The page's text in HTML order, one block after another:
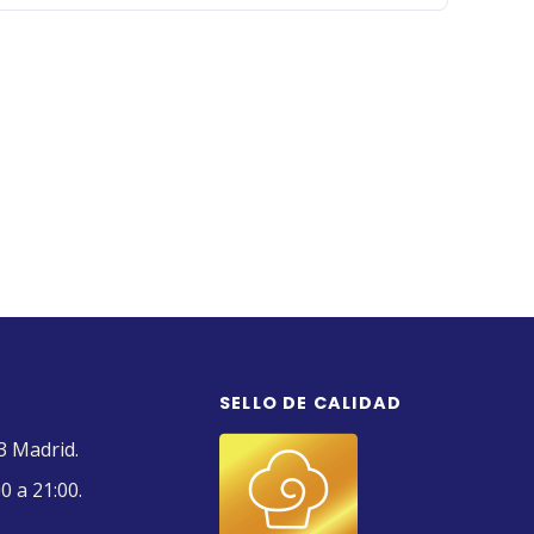
Madrid.
a 21:00.
SELLO DE CALIDAD